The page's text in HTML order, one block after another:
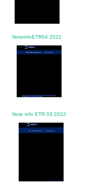
NoteinfoETR04 2022
Note info ETR 03 2022